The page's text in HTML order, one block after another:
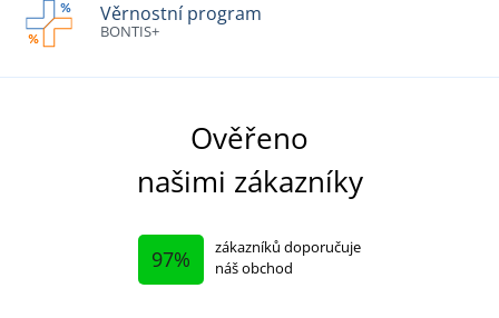
Věrnostní program
BONTIS+
Ověřeno
našimi zákazníky
97%
zákazníků doporučuje
náš obchod